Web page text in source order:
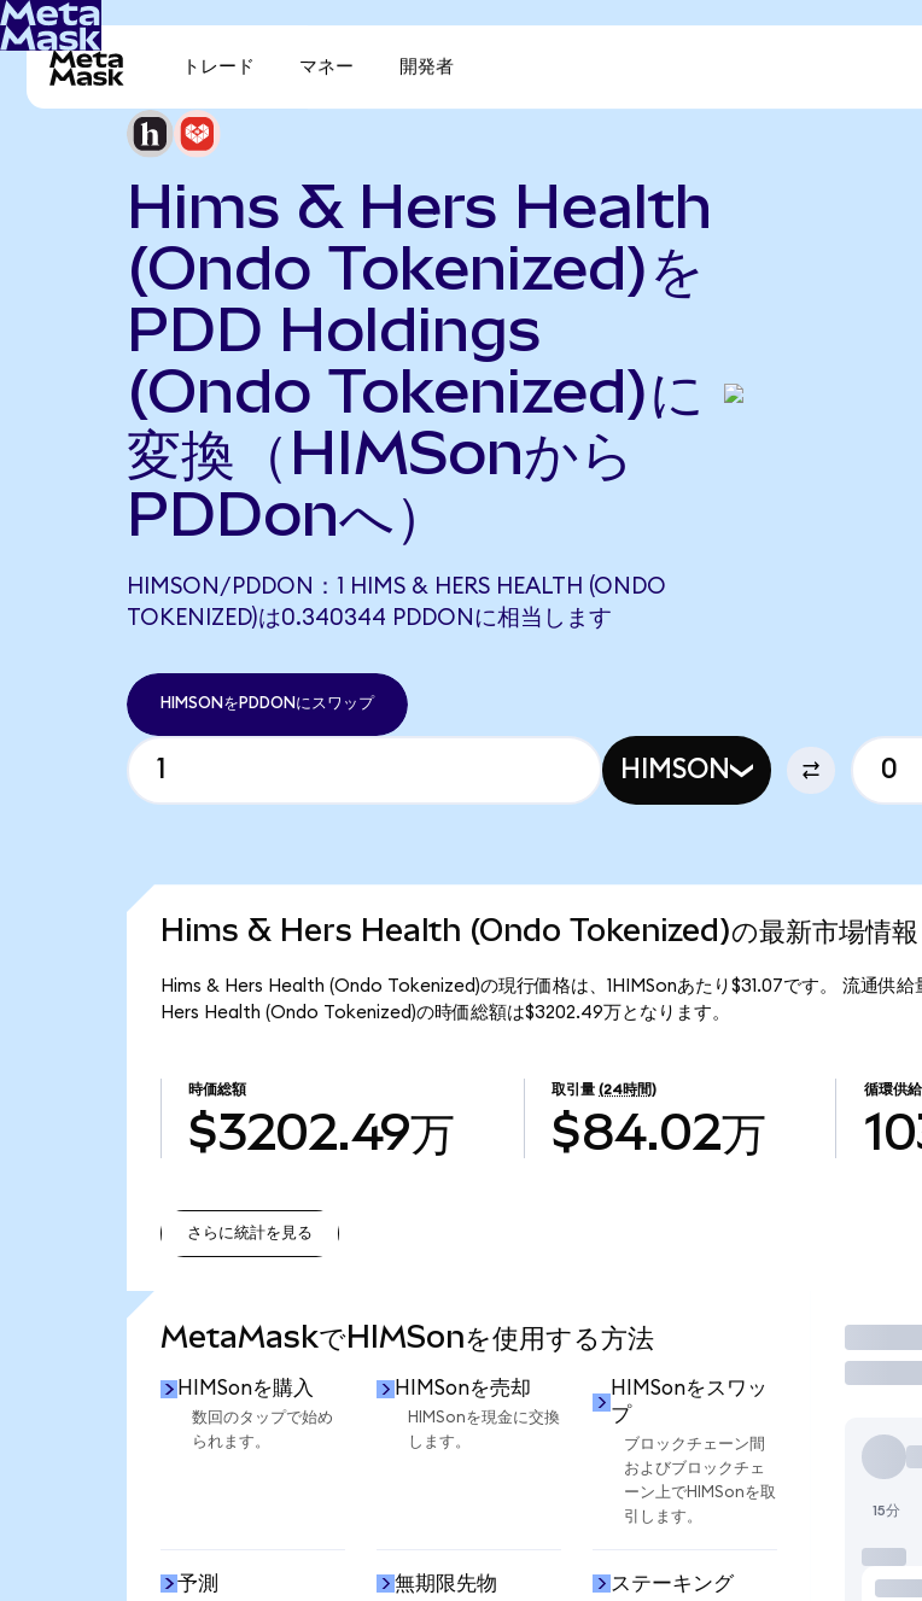
トレード マネー 開発者
Hims & Hers Health
(Ondo Tokenized)を
PDD Holdings
(Ondo Tokenized)に
変換（HIMSonから
PDDonへ）
HIMSON/PDDON：1 HIMS & HERS HEALTH (ONDO
TOKENIZED)は0.340344 PDDONに相当します
HIMSONをPDDONにスワップ
HIMSON
Hims & Hers Health (Ondo Tokenized)の最新市場情報
Hims & Hers Health (Ondo Tokenized)の現行価格は、1HIMSonあたり$31.07です。 流通供
Hers Health (Ondo Tokenized)の時価総額は$3202.49万となります。
時価総額
$3202.49万
取引量 (24時間)
$84.02万
循環供
さらに統計を見る
MetaMaskでHIMSonを使用する方法
HIMSonを購入
数回のタップで始め
られます。
HIMSonを売却
HIMSonを現金に交換
します。
HIMSonをスワッ
プ
ブロックチェーン間
およびブロックチェ
ーン上でHIMSonを取
引します。
予測 無期限先物 ステーキング
取引
15分